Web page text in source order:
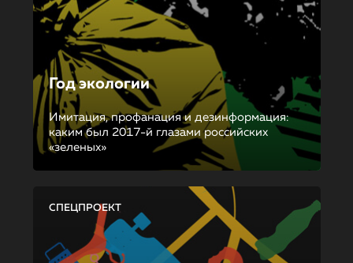
Год экологии
Имитация, профанация и дезинформация:
каким был 2017-й глазами российских
«зеленых»
СПЕЦПРОЕКТ